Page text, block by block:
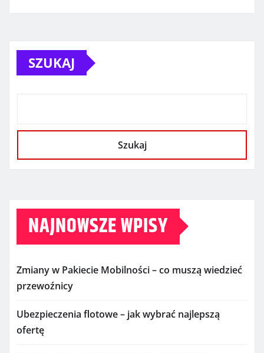
SZUKAJ
Szukaj
NAJNOWSZE WPISY
Zmiany w Pakiecie Mobilności – co muszą wiedzieć
przewoźnicy
Ubezpieczenia flotowe – jak wybrać najlepszą
ofertę